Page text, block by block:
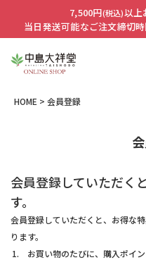
7,500円(税込)以上
当日発送可能なご注文締切
HOME 会員登録
会員登録していただく
す。
会員登録していただくと、お得な
ります。
お買い物のたびに、購入ポイン